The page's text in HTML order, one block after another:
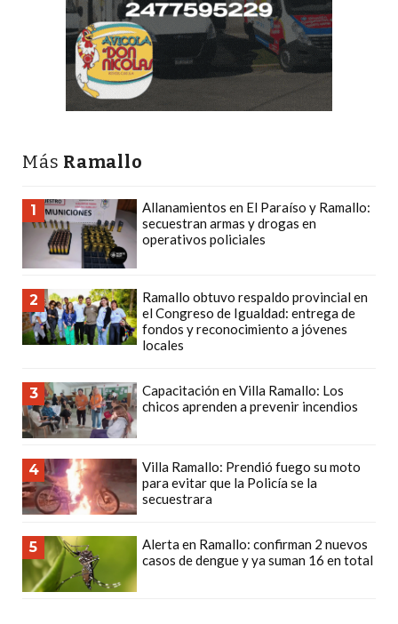
SUPLEMENTOS
PERGAMINO:
COMPRAR
PROTEÍNA,
CREATINA
PRE
ENTRENO
PROFESIONAL
QUÉ
CHANGUITO.COM.AR
Y
CÓMO
FUNCIONA:
CREAR
TIENDAS
Más Ramallo
1
Allanamientos en El Paraíso y Ramallo:
secuestran armas y drogas en
operativos policiales
2
Ramallo obtuvo respaldo provincial en
el Congreso de Igualdad: entrega de
fondos y reconocimiento a jóvenes
locales
3
Capacitación en Villa Ramallo: Los
chicos aprenden a prevenir incendios
4
Villa Ramallo: Prendió fuego su moto
para evitar que la Policía se la
secuestrara
5
Alerta en Ramallo: confirman 2 nuevos
casos de dengue y ya suman 16 en total